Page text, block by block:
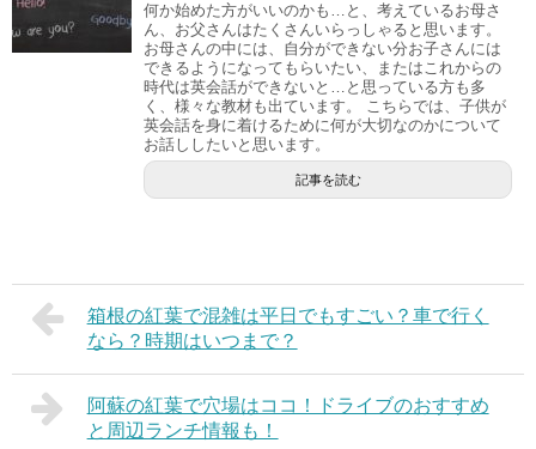
何か始めた方がいいのかも…と、考えているお母さ
ん、お父さんはたくさんいらっしゃると思います。
お母さんの中には、自分ができない分お子さんには
できるようになってもらいたい、またはこれからの
時代は英会話ができないと…と思っている方も多
く、様々な教材も出ています。 こちらでは、子供が
英会話を身に着けるために何が大切なのかについて
お話ししたいと思います。
記事を読む
箱根の紅葉で混雑は平日でもすごい？車で行く
なら？時期はいつまで？
阿蘇の紅葉で穴場はココ！ドライブのおすすめ
と周辺ランチ情報も！